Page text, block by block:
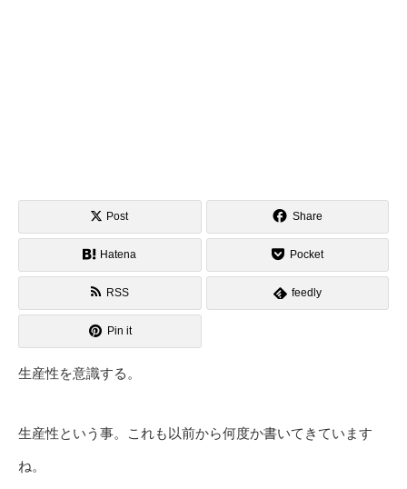
Post Share
Hatena Pocket
RSS feedly
Pin it
生産性を意識する。
生産性という事。これも以前から何度か書いてきています
ね。